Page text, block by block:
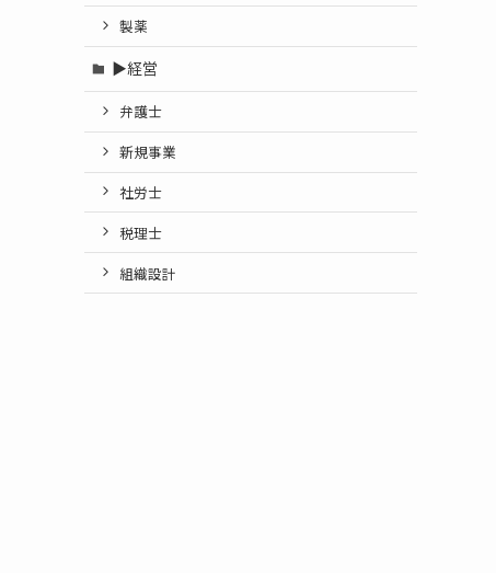
製薬
▶経営
弁護士
新規事業
社労士
税理士
組織設計